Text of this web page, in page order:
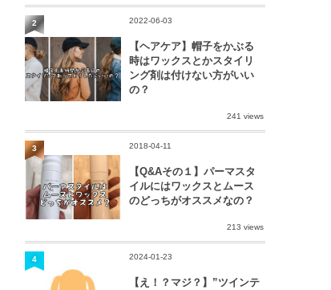
2022-06-03
【ヘアケア】帽子をかぶる
時はワックスとかスタイリ
ング剤は付けない方がいい
の？
241 views
2
2018-04-11
【Q&Aその１】パーマスタ
イルにはワックスとムース
のどっちがオススメなの？
213 views
3
2024-01-23
【え！？マジ？】”ツインテ
4